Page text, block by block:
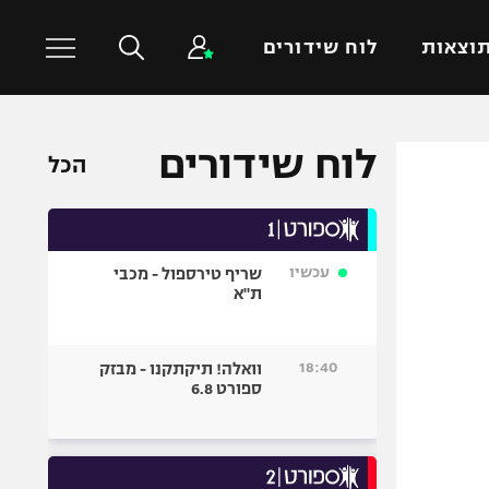
תוצאות לוח שידורים
כדורסל עולמי ענפים נוספים
כדורעף
שחייה
אגרוף
UFC
היאבקות WWE
לוח שידורים הכל
עכשיו
שריף טירספול - מכבי
ת"א
18:40
וואלה! תיקתקנו - מבזק
ספורט 6.8